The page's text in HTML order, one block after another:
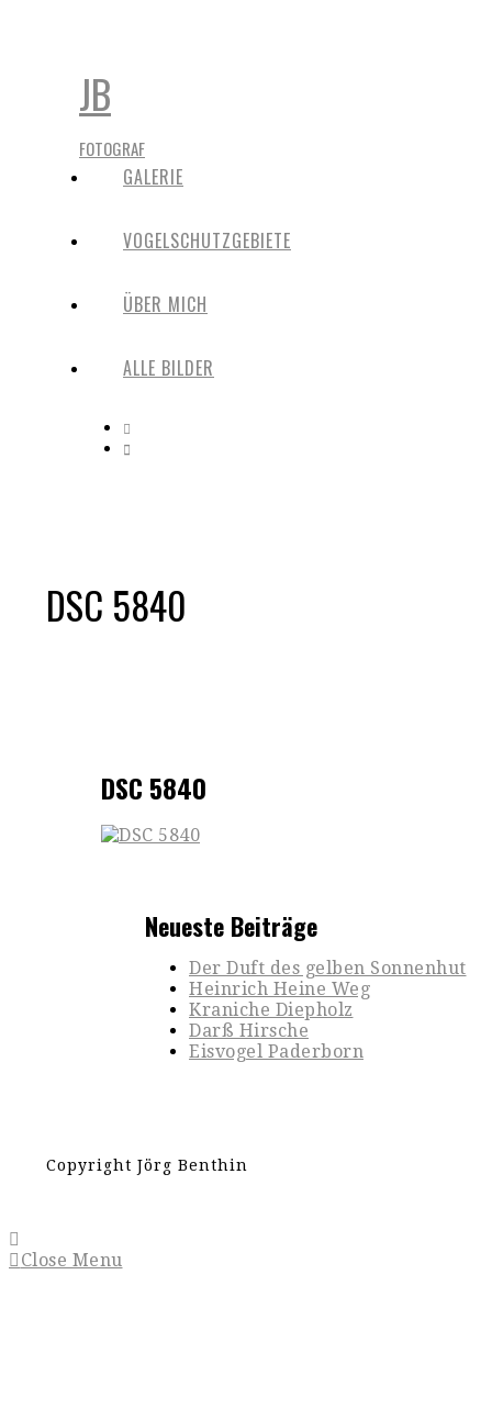
JB
FOTOGRAF
GALERIE
VOGELSCHUTZGEBIETE
ÜBER MICH
ALLE BILDER
DSC 5840
DSC 5840
Neueste Beiträge
Der Duft des gelben Sonnenhut
Heinrich Heine Weg
Kraniche Diepholz
Darß Hirsche
Eisvogel Paderborn
Copyright Jörg Benthin
Close Menu